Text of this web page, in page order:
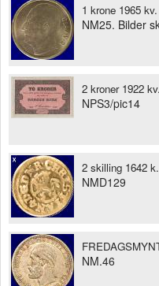
1 krone 1965
NM25. Bilder
2 kroner 1922
NPS3/pic14
2 skilling 1642
NMD129
NM.46